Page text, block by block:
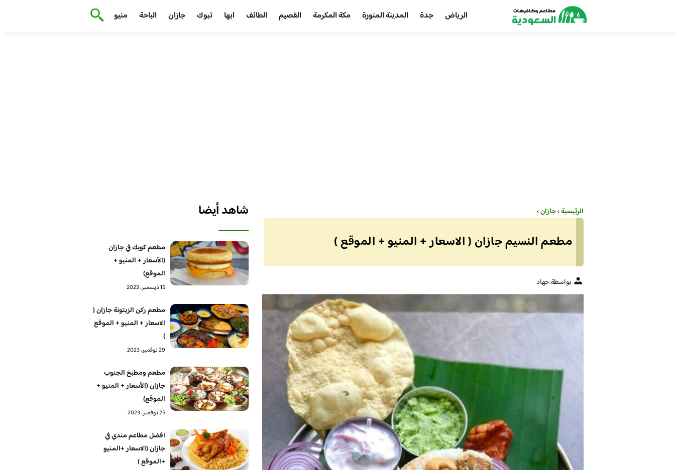
الرياض جدة المدينة المنورة مكة المكرمة القصيم الطائف ابها تبوك جازان الباحة منيو
الرئيسية›جازان›
مطعم النسيم جازان ( الاسعار + المنيو + الموقع )
بواسطة:جهاد
شاهد أيضا
مطعم كويك في جازان
(الأسعار + المنيو +
الموقع)
15 ديسمبر، 2023
مطعم ركن الزيتونة جازان (
الاسعار + المنيو + الموقع
)
29 نوفمبر، 2023
مطعم ومطبخ الجنوب
جازان (الأسعار + المنيو +
الموقع)
25 نوفمبر، 2023
افضل مطاعم مندي في
جازان (الاسعار +المنيو
+الموقع )